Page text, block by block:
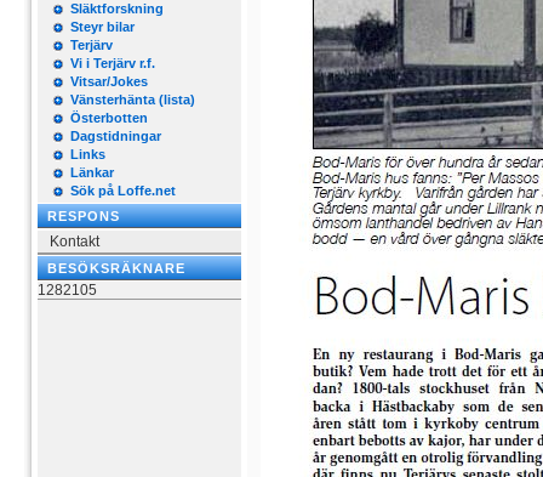
Släktforskning
Steyr bilar
Terjärv
Vi i Terjärv r.f.
Vitsar/Jokes
Vänsterhänta (lista)
Österbotten
Dagstidningar
Links
Länkar
Sök på Loffe.net
RESPONS
Kontakt
BESÖKSRÄKNARE
1282105